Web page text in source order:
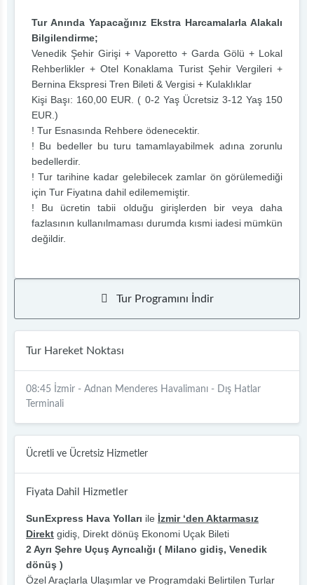
Tur Anında Yapacağınız Ekstra Harcamalarla Alakalı
Bilgilendirme;
Venedik Şehir Girişi + Vaporetto + Garda Gölü + Lokal
Rehberlikler + Otel Konaklama Turist Şehir Vergileri +
Bernina Ekspresi Tren Bileti & Vergisi + Kulaklıklar
Kişi Başı: 160,00 EUR. ( 0-2 Yaş Ücretsiz 3-12 Yaş 150
EUR.)
! Tur Esnasında Rehbere ödenecektir.
! Bu bedeller bu turu tamamlayabilmek adına zorunlu
bedellerdir.
! Tur tarihine kadar gelebilecek zamlar ön görülemediği
için Tur Fiyatına dahil edilememiştir.
! Bu ücretin tabii olduğu girişlerden bir veya daha
fazlasının kullanılmaması durumda kısmi iadesi mümkün
değildir.
Tur Programını İndir
Tur Hareket Noktası
08:45 İzmir - Adnan Menderes Havalimanı - Dış Hatlar
Terminali
Ücretli ve Ücretsiz Hizmetler
Fiyata Dahil Hizmetler
SunExpress Hava Yolları ile İzmir ‘den Aktarmasız
Direkt gidiş, Direkt dönüş Ekonomi Uçak Bileti
2 Ayrı Şehre Uçuş Ayrıcalığı ( Milano gidiş, Venedik
dönüş )
Özel Araçlarla Ulaşımlar ve Programdaki Belirtilen Turlar